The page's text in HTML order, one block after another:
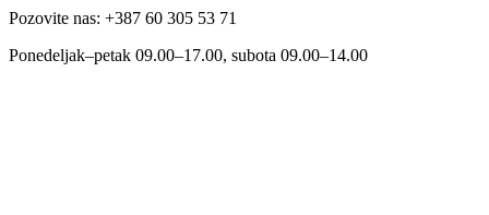
Pozovite nas: +387 60 305 53 71
Ponedeljak–petak 09.00–17.00, subota 09.00–14.00